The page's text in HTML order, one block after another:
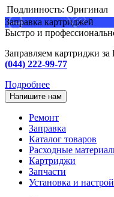
Подлинность: Оригинал
Заправка картриджей
Быстро и
Заправляем картриджи за
(044) 222-99-77
Подробнее
Напишите нам
Ремонт
Заправка
Каталог товаров
Расходные
Картриджи
Запчасти
Установка и